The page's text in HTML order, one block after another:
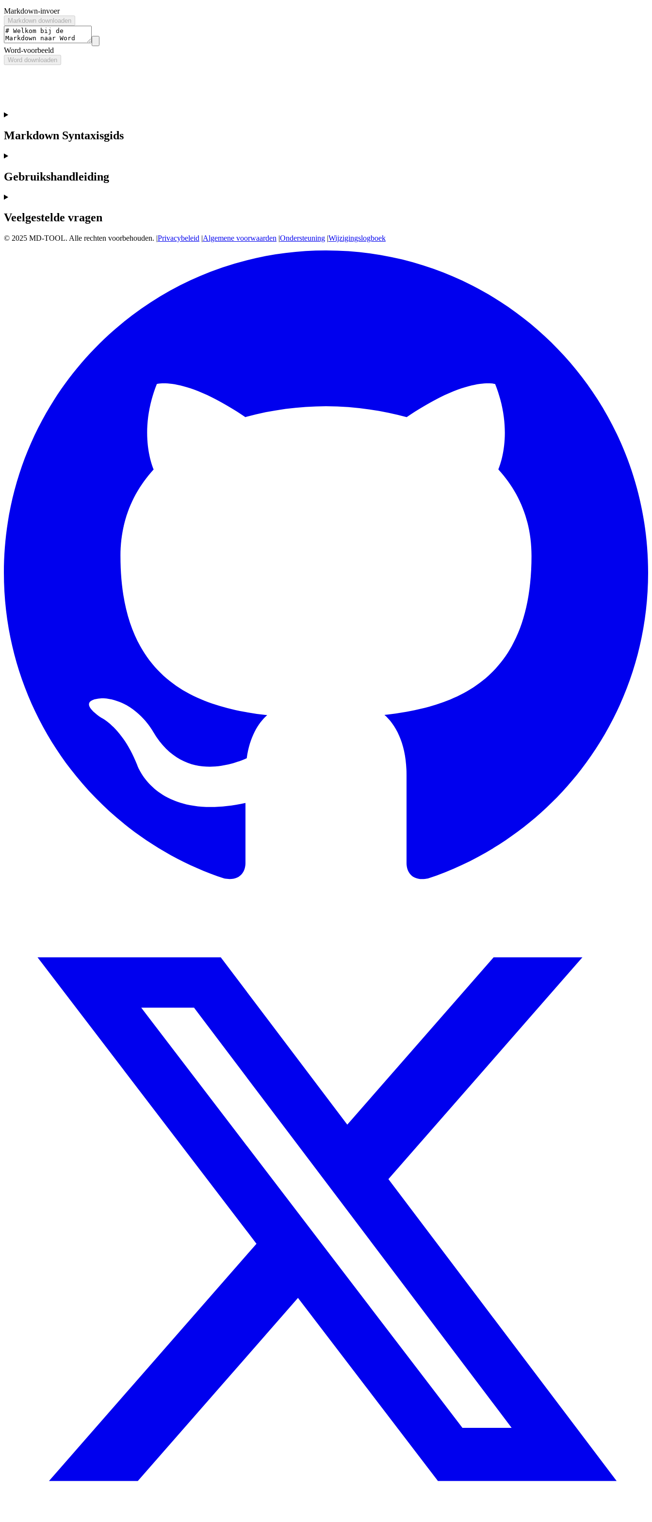
Markdown-invoer
Markdown downloaden
Word-voorbeeld
Word downloaden
Markdown Syntaxisgids
Gebruikshandleiding
Veelgestelde vragen
© 2025 MD-TOOL. Alle rechten voorbehouden. |Privacybeleid |Algemene voorwaarden |Ondersteuning |Wijzigingslogboek